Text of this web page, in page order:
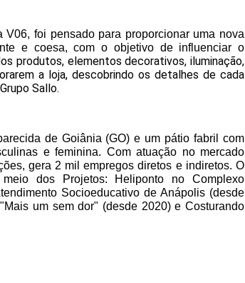
foi pensado para proporcionar uma nova
e coesa, com o objetivo de influenciar o
produtos, elementos decorativos, iluminação,
a loja, descobrindo os detalhes de cada
Sallo.
de Goiânia (GO) e um pátio fabril com
e feminina. Com atuação no mercado
gera 2 mil empregos diretos e indiretos. O
dos Projetos: Heliponto no Complexo
Socioeducativo de Anápolis (desde
um sem dor" (desde 2020) e Costurando